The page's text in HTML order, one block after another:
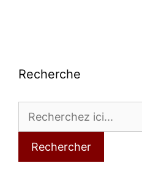
Recherche
Rechercher